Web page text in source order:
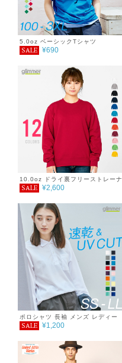
5.0oz ベーシックTシャツ
SALE ¥690
10.0oz ドライ裏フリーストレーナ
ー
SALE ¥2,600
ポロシャツ 長袖 メンズ レディー
ス 無地 吸汗 速乾 ドライ ポロシャ
おしゃれ 紫外線対策 UVカット ク
ールビズ 通学 通勤 ゴルフ 服 4.4
SALE ¥1,200